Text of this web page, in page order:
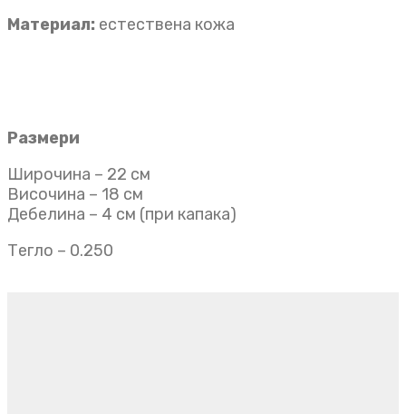
Материал: естествена кожа
Размери
Широчина – 22 см
Височина – 18 см
Дебелина – 4 см (при капака)
Тегло – 0.250